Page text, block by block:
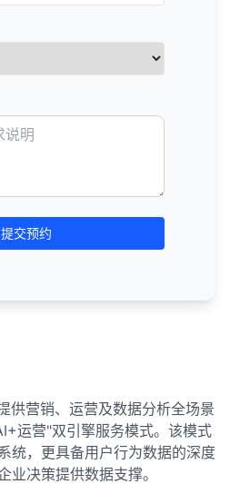
提交预约
供营销、运营及数据分析全场景
运营"双引擎服务模式。该模式
统，更具备用户行为数据的深度
业决策提供数据支撑。